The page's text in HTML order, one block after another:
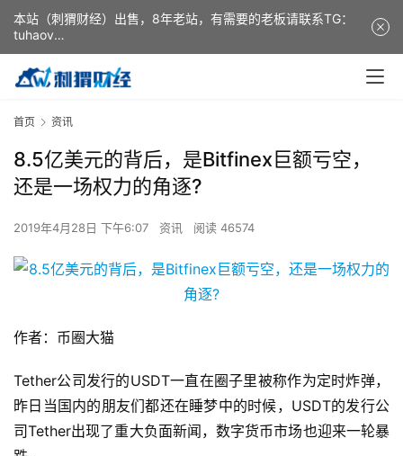
首页 资讯
8.5亿美元的背后，是Bitfinex巨额亏空，
还是一场权力的角逐?
2019年4月28日 下午6:07 资讯 阅读 46574
作者：币圈大猫
Tether公司发行的USDT一直在圈子里被称作为定时炸弹，
昨日当国内的朋友们都还在睡梦中的时候，USDT的发行公
司Tether出现了重大负面新闻，数字货币市场也迎来一轮暴
本站（刺猬财经）出售，8年老站，有需要的老板请联系TG：
tuhaov
This website (ciweicaijing) is for sale. It is a 8-year-old
website. If you need it, please contact TG: tuhaov